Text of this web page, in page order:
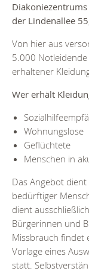
der Lindenallee
Von hier aus
5.000
erhaltener
Wer erhält
Wohnungslose
Geflüchtete
Menschen in
Das Angebot
bedürftiger
dient
Bürgerinnen und
Missbrauch findet
Vorlage eines
statt.